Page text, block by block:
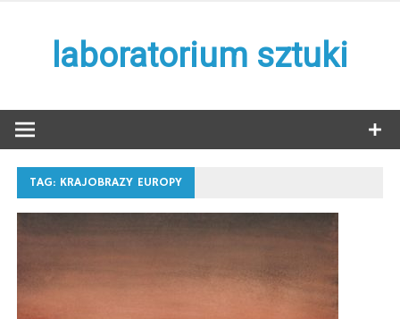
laboratorium sztuki
TAG: KRAJOBRAZY EUROPY